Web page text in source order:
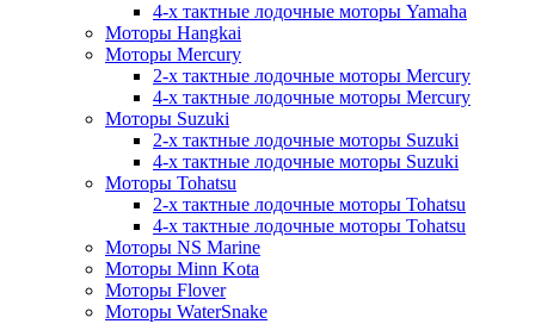
4-х тактные лодочные моторы Yamaha
Моторы Hangkai
Моторы Mercury
2-х тактные лодочные моторы Mercury
4-х тактные лодочные моторы Mercury
Моторы Suzuki
2-х тактные лодочные моторы Suzuki
4-х тактные лодочные моторы Suzuki
Моторы Tohatsu
2-х тактные лодочные моторы Tohatsu
4-х тактные лодочные моторы Tohatsu
Моторы NS Marine
Моторы Minn Kota
Моторы Flover
Моторы WaterSnake